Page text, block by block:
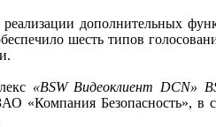
реализации дополнительных
шесть типов
«BSW Видеоклиент DCN»
«Компания Безопасность»,